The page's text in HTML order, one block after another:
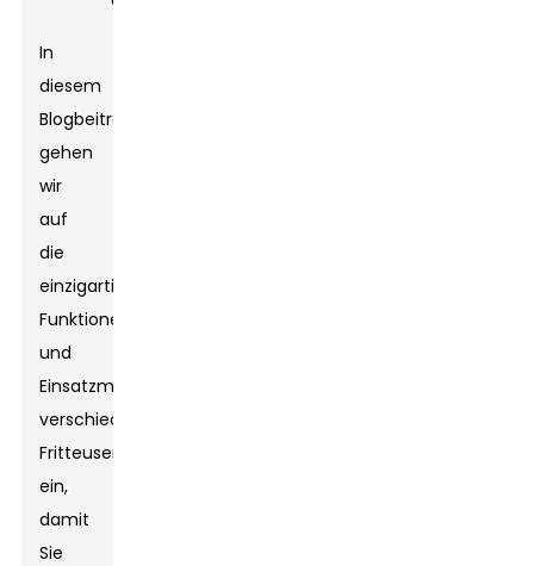
In
diesem
Blogbeitrag
gehen
wir
auf
die
einzigartigen
Funktionen
und
Einsatzmöglichkeiten
verschiedener
Fritteusen
ein,
damit
Sie